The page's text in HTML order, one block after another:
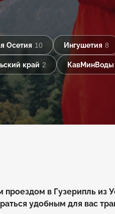
Осетия 10 Ингушетия 8
край 2 КавМинВоды
в Гузерипль из
удобным для вас